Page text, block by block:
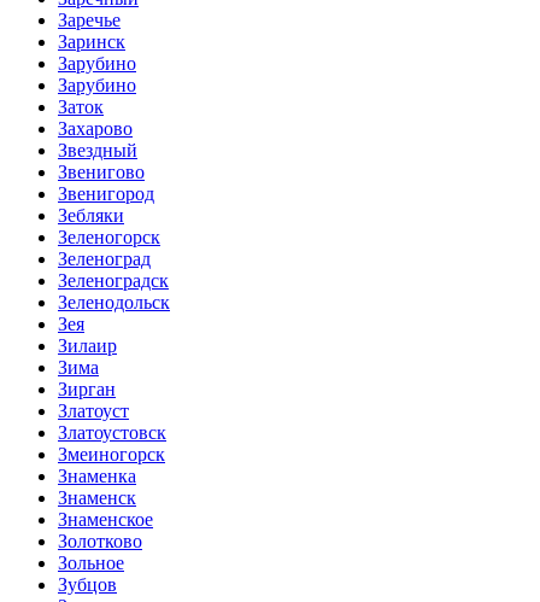
Заречье
Заринск
Зарубино
Зарубино
Заток
Захарово
Звездный
Звенигово
Звенигород
Зебляки
Зеленогорск
Зеленоград
Зеленоградск
Зеленодольск
Зея
Зилаир
Зима
Зирган
Златоуст
Златоустовск
Змеиногорск
Знаменка
Знаменск
Знаменское
Золотково
Зольное
Зубцов